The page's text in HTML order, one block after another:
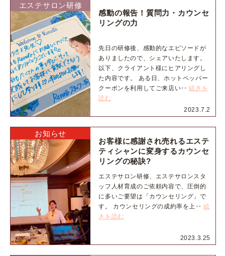
エステサロン研修
2023.7.2
感動の報告！質問力・カウンセ
リングの力
先日の研修後、感動的なエピソードが
ありましたので、シェアいたします。
以下、クライアント様にヒアリングし
た内容です。 ある日、ホットペッパー
クーポンを利用してご来店い‥続きを
読む
お知らせ
2023.3.25
お客様に感謝され売れるエステ
ティシャンに変身するカウンセ
リングの秘訣?
エステサロン研修、エステサロンスタ
ッフ人材育成のご依頼内容で、圧倒的
に多いご要望は「カウンセリング」で
す。 カウンセリングの成約率を上‥続
きを読む